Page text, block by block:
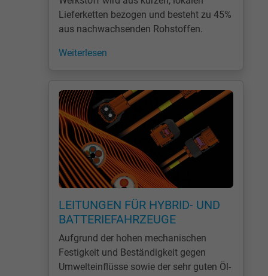
Besucher die Website nutzt.
1 Tag
Cookie von Google für Website-Analysen.
Erzeugt statistische Daten darüber, wie der
Besucher die Website nutzt.
_gat_UA-4852692-1, Google Analytics
Google LLC
1 Minute
Lieferketten bezogen und besteht zu 45%
aus nachwachsenden Rohstoffen.
Weiterlesen
LEITUNGEN FÜR HYBRID- UND
BATTERIEFAHRZEUGE
Aufgrund der hohen mechanischen
Festigkeit und Beständigkeit gegen
Umwelteinflüsse sowie der sehr guten Öl-